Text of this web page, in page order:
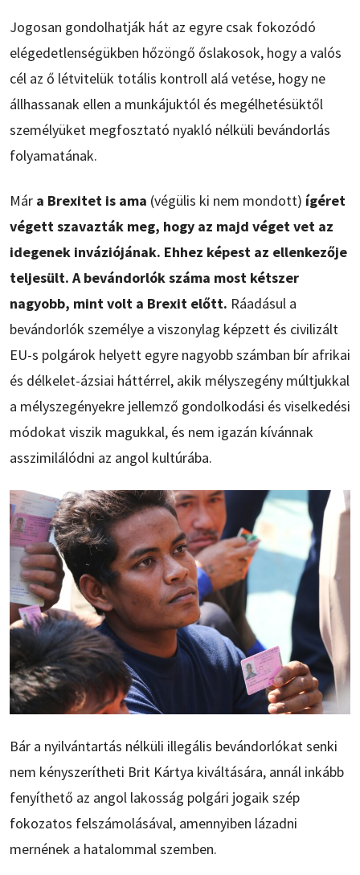
Jogosan gondolhatják hát az egyre csak fokozódó
elégedetlenségükben hőzöngő őslakosok, hogy a valós
cél az ő létvitelük totális kontroll alá vetése, hogy ne
állhassanak ellen a munkájuktól és megélhetésüktől
személyüket megfosztató nyakló nélküli bevándorlás
folyamatának.
Már a Brexitet is ama (végülis ki nem mondott) ígéret
végett szavazták meg, hogy az majd véget vet az
idegenek inváziójának. Ehhez képest az ellenkezője
teljesült. A bevándorlók száma most kétszer
nagyobb, mint volt a Brexit előtt. Ráadásul a
bevándorlók személye a viszonylag képzett és civilizált
EU-s polgárok helyett egyre nagyobb számban bír afrikai
és délkelet-ázsiai háttérrel, akik mélyszegény múltjukkal
a mélyszegényekre jellemző gondolkodási és viselkedési
módokat viszik magukkal, és nem igazán kívánnak
asszimilálódni az angol kultúrába.
Bár a nyilvántartás nélküli illegális bevándorlókat senki
nem kényszerítheti Brit Kártya kiváltására, annál inkább
fenyíthető az angol lakosság polgári jogaik szép
fokozatos felszámolásával, amennyiben lázadni
mernének a hatalommal szemben.